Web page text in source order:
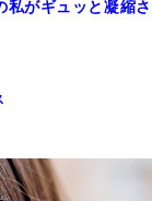
私がギュッと凝縮さ